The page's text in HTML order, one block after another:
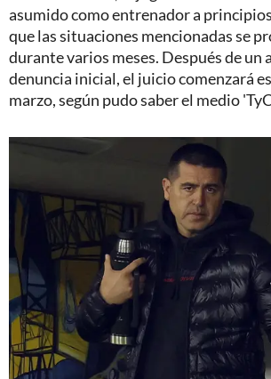
asumido como entrenador a
que las situaciones mencionadas se
durante varios meses. Después de un
denuncia inicial, el juicio comenzará
marzo, según pudo saber el medio